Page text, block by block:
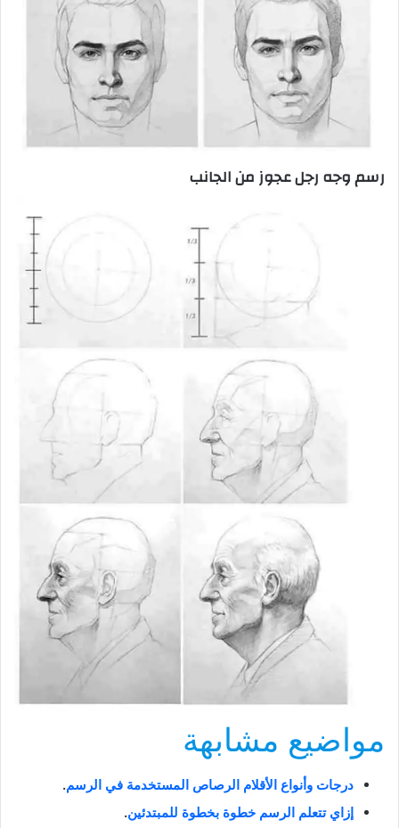
رسم وجه رجل عجوز من الجانب
مواضيع مشابهة
درجات وأنواع الأقلام الرصاص المستخدمة في الرسم.
إزاي تتعلم الرسم خطوة بخطوة للمبتدئين.